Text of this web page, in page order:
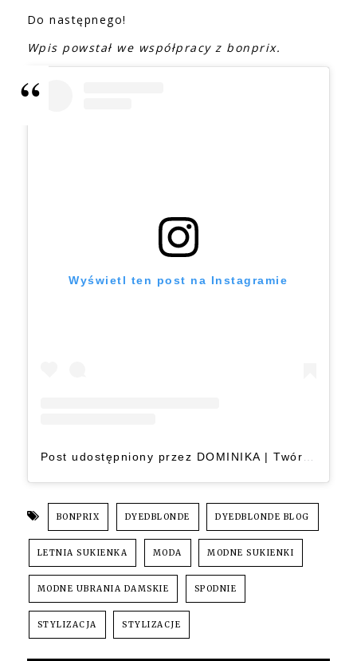
Do następnego!
Wpis powstał we współpracy z bonprix.
Wyświetl ten post na Instagramie
BONPRIX DYEDBLONDE DYEDBLONDE BLOG
LETNIA SUKIENKA MODA MODNE SUKIENKI
MODNE UBRANIA DAMSKIE SPODNIE
STYLIZACJA STYLIZACJE